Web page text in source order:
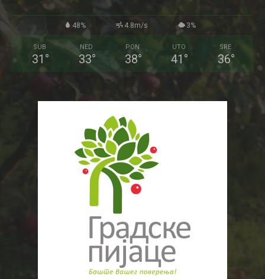
48% 4.8m/s 3%
SUB
31 °
NED
33°
PON
38°
UTO
41 °
SRE
36°